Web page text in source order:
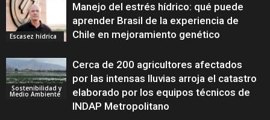
Escasez hídrica
Manejo del estrés hídrico: qué puede
aprender Brasil de la experiencia de
Chile en mejoramiento genético
Sostenibilidad y
Medio Ambiente
Cerca de 200 agricultores afectados
por las intensas lluvias arroja el catastro
elaborado por los equipos técnicos de
INDAP Metropolitano